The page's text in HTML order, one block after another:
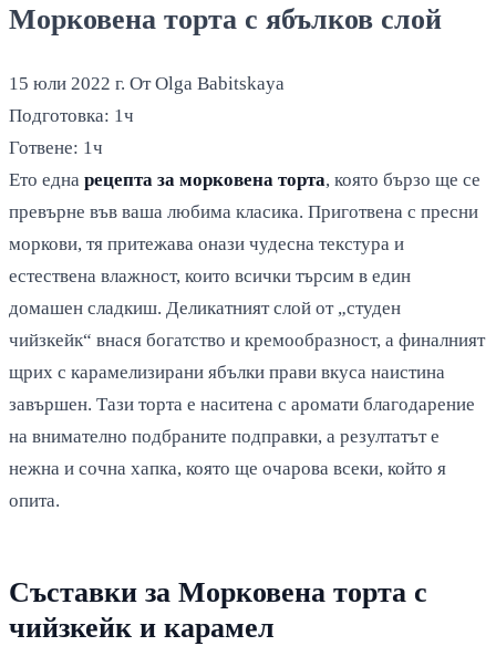
Морковена торта с ябълков слой
15 юли 2022 г. От Olga Babitskaya
Подготовка: 1ч
Готвене: 1ч
Ето една рецепта за морковена торта, която бързо ще се
превърне във ваша любима класика. Приготвена с пресни
моркови, тя притежава онази чудесна текстура и
естествена влажност, които всички търсим в един
домашен сладкиш. Деликатният слой от „студен
чийзкейк“ внася богатство и кремообразност, а финалният
щрих с карамелизирани ябълки прави вкуса наистина
завършен. Тази торта е наситена с аромати благодарение
на внимателно подбраните подправки, а резултатът е
нежна и сочна хапка, която ще очарова всеки, който я
опита.
Съставки за Морковена торта с
чийзкейк и карамел